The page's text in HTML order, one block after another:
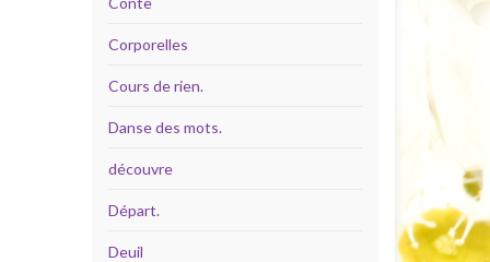
Corporelles
Cours de rien.
Danse des mots.
découvre
Départ.
Deuil